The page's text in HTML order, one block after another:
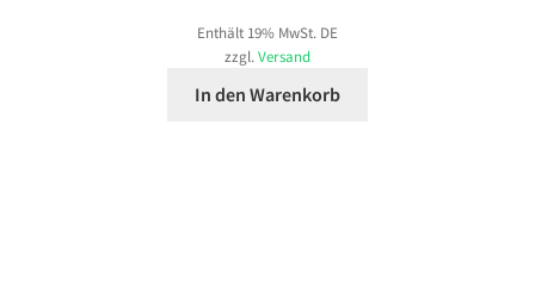
Enthält 19% MwSt. DE
zzgl.Versand
In den Warenkorb